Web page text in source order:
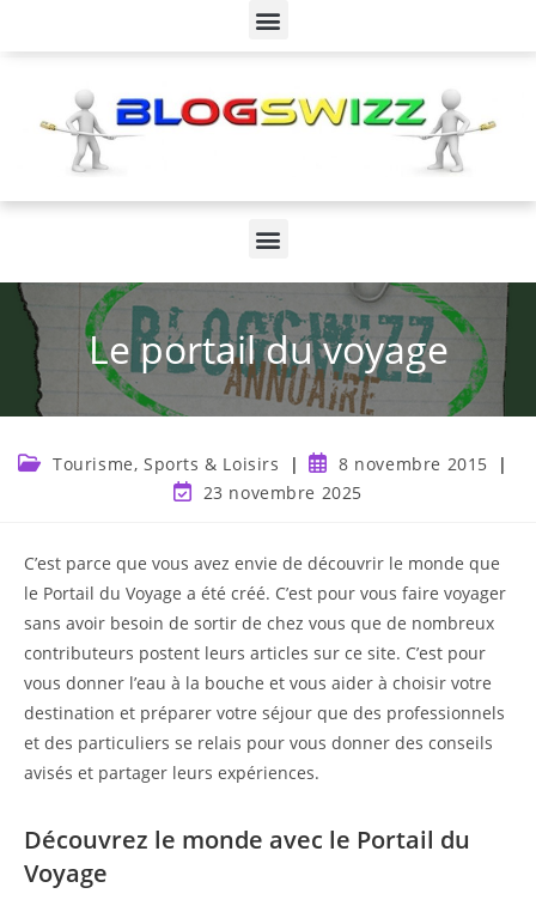
Le portail du voyage
Tourisme, Sports & Loisirs
8 novembre 2015
23 novembre 2025
C’est parce que vous avez envie de découvrir le monde que
le Portail du Voyage a été créé. C’est pour vous faire voyager
sans avoir besoin de sortir de chez vous que de nombreux
contributeurs postent leurs articles sur ce site. C’est pour
vous donner l’eau à la bouche et vous aider à choisir votre
destination et préparer votre séjour que des professionnels
et des particuliers se relais pour vous donner des conseils
avisés et partager leurs expériences.
Découvrez le monde avec le Portail du
Voyage